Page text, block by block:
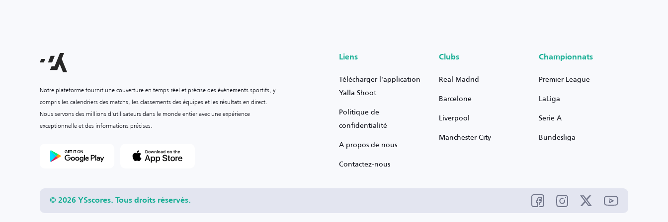
Notre plateforme fournit une couverture en temps réel et précise des événements sportifs, y
compris les calendriers des matchs, les classements des équipes et les résultats en direct.
Nous servons des millions d'utilisateurs dans le monde entier avec une expérience
exceptionnelle et des informations précises.
Liens
Télécharger l'application
Yalla Shoot
Politique de
confidentialité
À propos de nous
Contactez-nous
Clubs
Real Madrid
Barcelone
Liverpool
Manchester City
Championnats
Premier League
LaLiga
Serie A
Bundesliga
© 2026 YSscores. Tous droits réservés.